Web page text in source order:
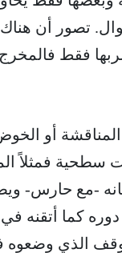
تصور أن
فقط
أو
سطحية فمثلاً
-مع حارس-
كما أتقنه في
الذي وضعوه